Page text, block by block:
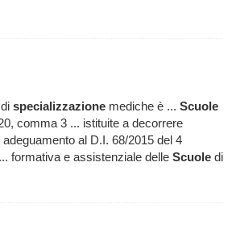
di specializzazione mediche è ... Scuole
comma 3 ... istituite a decorrere
al D.I. 68/2015 del 4
formativa e assistenziale delle Scuole di